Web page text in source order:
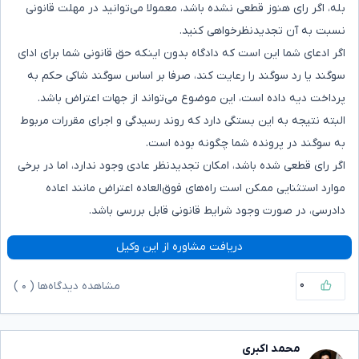
بله، اگر رای هنوز قطعی نشده باشد، معمولا می‌توانید در مهلت قانونی
نسبت به آن تجدیدنظرخواهی کنید.
اگر ادعای شما این است که دادگاه بدون اینکه حق قانونی شما برای ادای
سوگند یا رد سوگند را رعایت کند، صرفا بر اساس سوگند شاکی حکم به
پرداخت دیه داده است، این موضوع می‌تواند از جهات اعتراض باشد.
البته نتیجه به این بستگی دارد که روند رسیدگی و اجرای مقررات مربوط
به سوگند در پرونده شما چگونه بوده است.
اگر رای قطعی شده باشد، امکان تجدیدنظر عادی وجود ندارد، اما در برخی
موارد استثنایی ممکن است راه‌های فوق‌العاده اعتراض مانند اعاده
دادرسی، در صورت وجود شرایط قانونی قابل بررسی باشد.
دریافت مشاوره از این وکیل
۰ مشاهده دیدگاه‌ها ( ۰
محمد اکبری